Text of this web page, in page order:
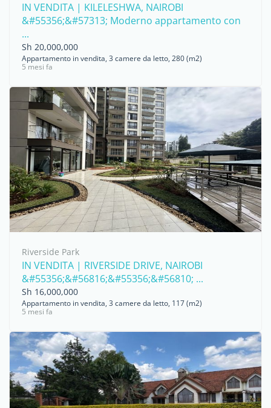
IN VENDITA | KILELESHWA, NAIROBI
&#55356;&#57313; Moderno appartamento con
...
Sh 20,000,000
Appartamento in vendita, 3 camere da letto, 280 (m2)
5 mesi fa
Riverside Park
IN VENDITA | RIVERSIDE DRIVE, NAIROBI
&#55356;&#56816;&#55356;&#56810; ...
Sh 16,000,000
Appartamento in vendita, 3 camere da letto, 117 (m2)
5 mesi fa